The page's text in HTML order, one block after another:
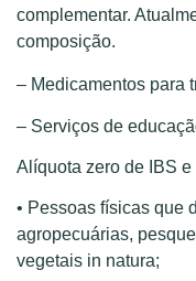
complementar.
composição.
– Medicamentos para
– Serviços de
Alíquota zero de IBS e
• Pessoas físicas que
agropecuárias,
vegetais in natura;